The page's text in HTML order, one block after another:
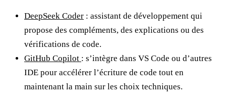
DeepSeek Coder : assistant de développement qui
propose des compléments, des explications ou des
vérifications de code.
GitHub Copilot : s’intègre dans VS Code ou d’autres
IDE pour accélérer l’écriture de code tout en
maintenant la main sur les choix techniques.